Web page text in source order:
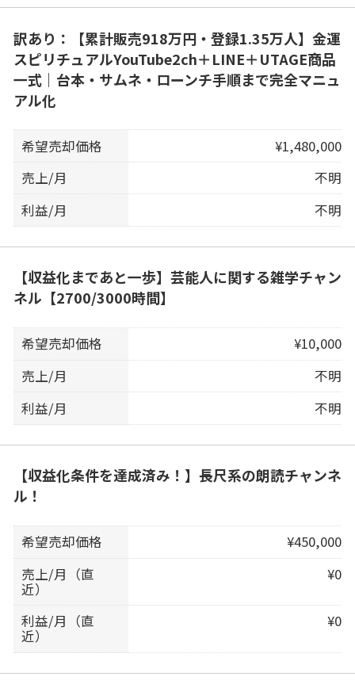
訳あり：【累計販売918万円・登録1.35万人】金運
スピリチュアルYouTube2ch＋LINE＋UTAGE商品
一式｜台本・サムネ・ローンチ手順まで完全マニュ
アル化
希望売却価格
¥1,480,000
売上/月
不明
利益/月
不明
【収益化まであと一歩】芸能人に関する雑学チャン
ネル【2700/3000時間】
希望売却価格
¥10,000
売上/月
不明
利益/月
不明
【収益化条件を達成済み！】長尺系の朗読チャンネ
ル！
希望売却価格
¥450,000
売上/月（直
近）
¥0
利益/月（直
近）
¥0